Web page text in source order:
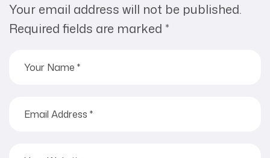
Your email address will not be published.
Required fields are marked *